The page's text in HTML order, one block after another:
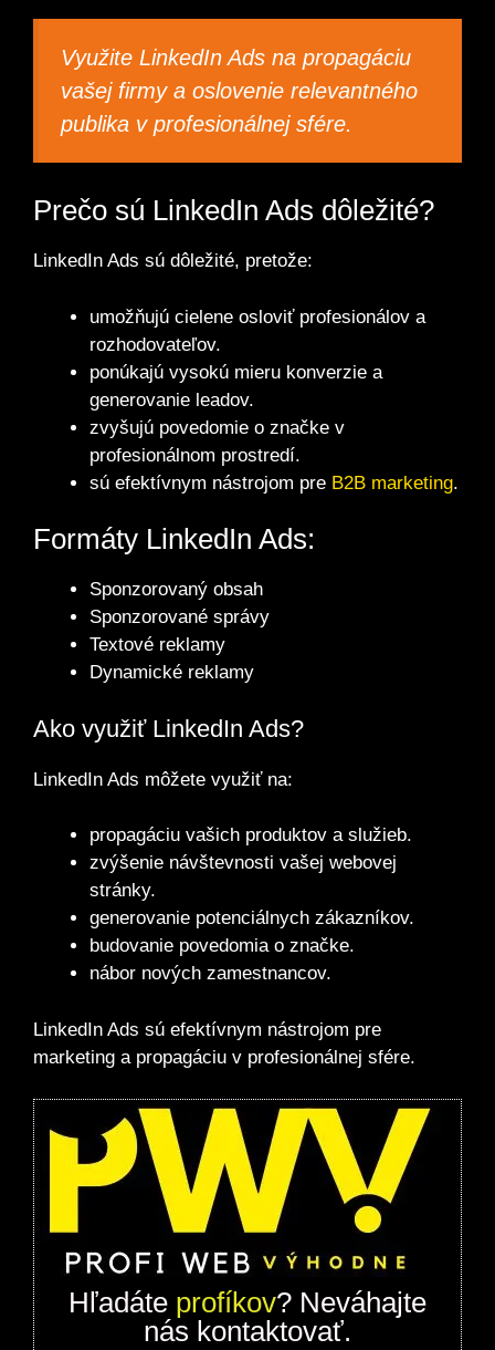
Využite LinkedIn Ads na propagáciu
vašej firmy a oslovenie relevantného
publika v profesionálnej sfére.
Prečo sú LinkedIn Ads dôležité?
LinkedIn Ads sú dôležité, pretože:
umožňujú cielene osloviť profesionálov a
rozhodovateľov.
ponúkajú vysokú mieru konverzie a
generovanie leadov.
zvyšujú povedomie o značke v
profesionálnom prostredí.
sú efektívnym nástrojom pre B2B marketing.
Formáty LinkedIn Ads:
Sponzorovaný obsah
Sponzorované správy
Textové reklamy
Dynamické reklamy
Ako využiť LinkedIn Ads?
LinkedIn Ads môžete využiť na:
propagáciu vašich produktov a služieb.
zvýšenie návštevnosti vašej webovej
stránky.
generovanie potenciálnych zákazníkov.
budovanie povedomia o značke.
nábor nových zamestnancov.
LinkedIn Ads sú efektívnym nástrojom pre
marketing a propagáciu v profesionálnej sfére.
Hľadáte profíkov? Neváhajte
nás kontaktovať.